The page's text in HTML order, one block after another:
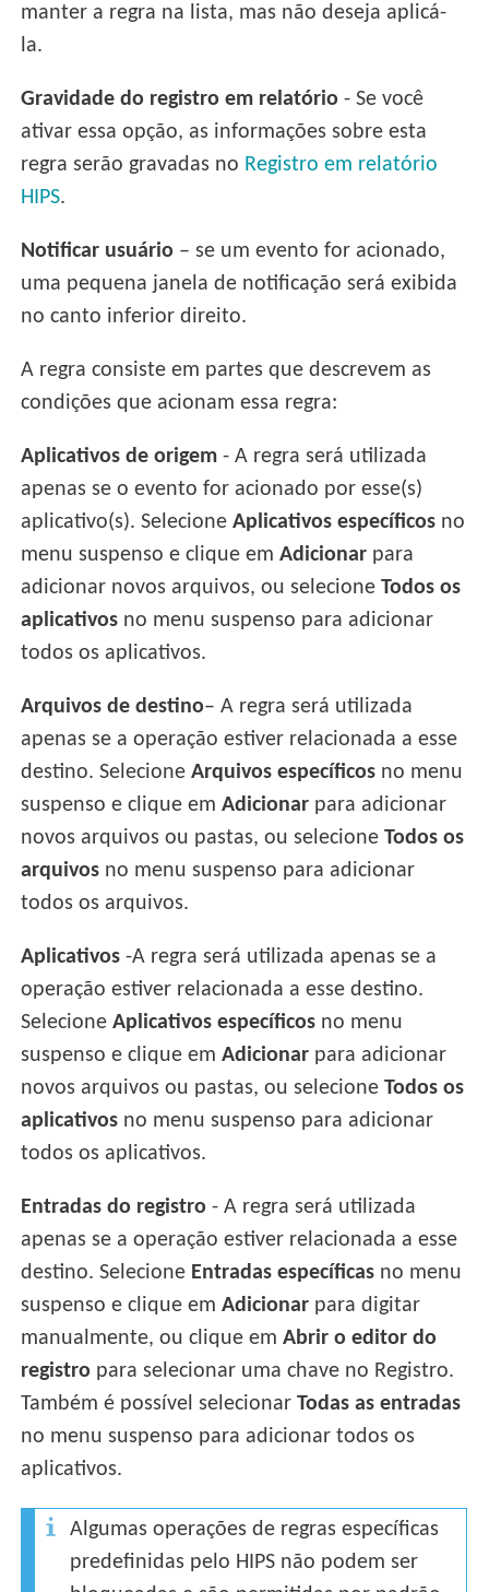
manter a regra na lista, mas não deseja aplicá-
la.
Gravidade do registro em relatório - Se você
ativar essa opção, as informações sobre esta
regra serão gravadas no Registro em relatório
HIPS.
Notificar usuário – se um evento for acionado,
uma pequena janela de notificação será exibida
no canto inferior direito.
A regra consiste em partes que descrevem as
condições que acionam essa regra:
Aplicativos de origem- A regra será utilizada
apenas se o evento for acionado por esse(s)
aplicativo(s). SelecioneAplicativos específicos no
menu suspenso e clique emAdicionar para
adicionar novos arquivos, ou selecioneTodos os
aplicativos no menu suspenso para adicionar
todos os aplicativos.
Arquivos de destino– A regra será utilizada
apenas se a operação estiver relacionada a esse
destino. SelecioneArquivos específicos no menu
suspenso e clique emAdicionar para adicionar
novos arquivos ou pastas, ou selecioneTodos os
arquivos no menu suspenso para adicionar
todos os arquivos.
Aplicativos-A regra será utilizada apenas se a
operação estiver relacionada a esse destino.
SelecioneAplicativos específicos no menu
suspenso e clique emAdicionar para adicionar
novos arquivos ou pastas, ou selecioneTodos os
aplicativos no menu suspenso para adicionar
todos os aplicativos.
Entradas do registro- A regra será utilizada
apenas se a operação estiver relacionada a esse
destino. Selecione Entradas específicas no menu
suspenso e clique emAdicionar para digitar
manualmente, ou clique emAbrir o editor do
registro para selecionar uma chave no Registro.
Também é possível selecionarTodas as entradas
no menu suspenso para adicionar todos os
aplicativos.
Algumas operações de regras específicas
predefinidas pelo HIPS não podem ser